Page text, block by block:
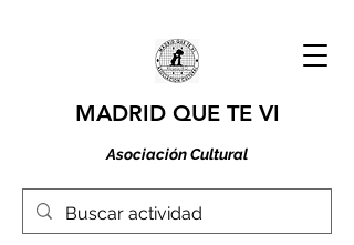
MADRID QUE TE VI
Asociación Cultural